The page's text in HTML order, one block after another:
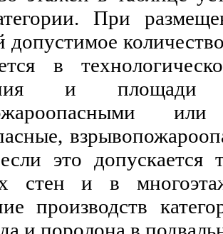
При
допустимое
в
и площади
это
стен и в
производств
и поролона в